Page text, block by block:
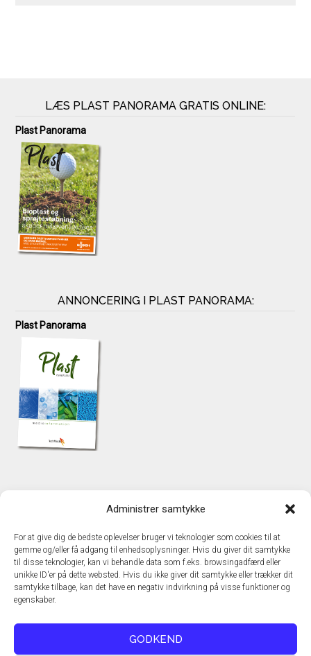
Administrer samtykke
For at give dig de bedste oplevelser bruger vi teknologier som cookies til at
gemme og/eller få adgang til enhedsoplysninger. Hvis du giver dit samtykke
til disse teknologier, kan vi behandle data som f.eks. browsingadfærd eller
unikke ID'er på dette websted. Hvis du ikke giver dit samtykke eller trækker dit
samtykke tilbage, kan det have en negativ indvirkning på visse funktioner og
egenskaber.
GODKEND
LÆS PLAST PANORAMA GRATIS ONLINE:
Plast Panorama
ANNONCERING I PLAST PANORAMA:
Plast Panorama
TechMedia A/S
DK - 2600 Glostrup
www.techmedia.dk
Telefon: +45 43 24 26 28
E-mail:info@techmedia.dk